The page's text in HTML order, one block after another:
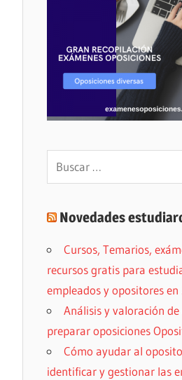
Buscar:
Novedades
Cursos, Temarios,
recursos gratis para
empleados y opositores
Análisis y valoración
preparar oposiciones
Cómo ayudar al
identificar y gestionar las